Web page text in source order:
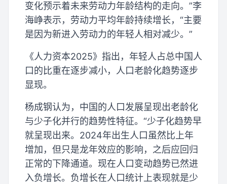
变化预示着未来劳动力年龄结构的走向。”李
海峥表示，劳动力平均年龄持续增长，“主要
是因为新进入劳动力的年轻人相对减少。”
《人力资本2025》指出，年轻人占总中国人
口的比重在逐步减小，人口老龄化趋势逐步
显现。
杨成钢认为，中国的人口发展呈现出老龄化
与少子化并行的趋势性特征。“少子化趋势早
就呈现出来。2024年出生人口虽然比上年
增加，但只是龙年效应的影响，之后应回归
正常的下降通道。现在人口变动趋势已然进
入负增长。负增长在人口统计上表现就是少